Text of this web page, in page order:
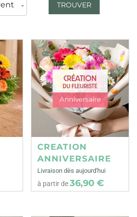
TROUVER
CREATION
ANNIVERSAIRE
Livraison dès aujourd'hui
à partir de36,90 €